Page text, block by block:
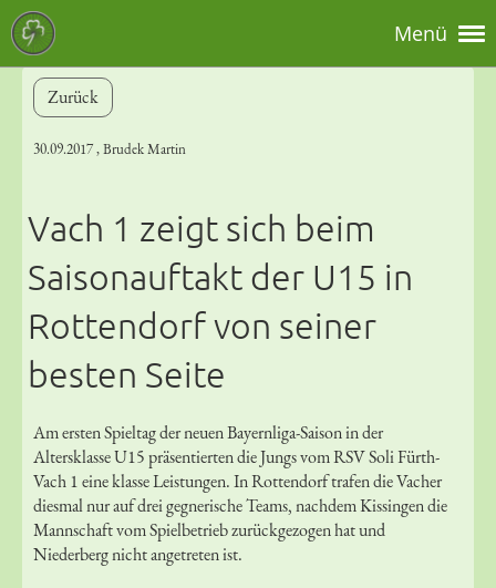
Menü
Zurück
30.09.2017, Brudek Martin
Vach 1 zeigt sich beim
Saisonauftakt der U15 in
Rottendorf von seiner
besten Seite
Am ersten Spieltag der neuen Bayernliga-Saison in der
Altersklasse U15 präsentierten die Jungs vom RSV Soli Fürth-
Vach 1 eine klasse Leistungen. In Rottendorf trafen die Vacher
diesmal nur auf drei gegnerische Teams, nachdem Kissingen die
Mannschaft vom Spielbetrieb zurückgezogen hat und
Niederberg nicht angetreten ist.